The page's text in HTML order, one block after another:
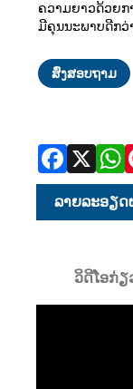
ຄວາມຍາວດ້ວຍກ
ມີຄຸນນະພາບດີກວ່າ
ສົ່ງສອບຖາມ
ລາຍ​ລະ​ອຽ
ວິດີໂອກ່